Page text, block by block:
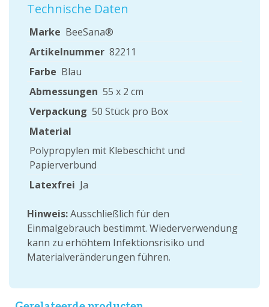
Technische Daten
Marke BeeSana®
Artikelnummer 82211
Farbe Blau
Abmessungen 55 x 2 cm
Verpackung 50 Stück pro Box
Material
Polypropylen mit Klebeschicht und
Papierverbund
Latexfrei Ja
Hinweis:Ausschließlich für den
Einmalgebrauch bestimmt. Wiederverwendung
kann zu erhöhtem Infektionsrisiko und
Materialveränderungen führen.